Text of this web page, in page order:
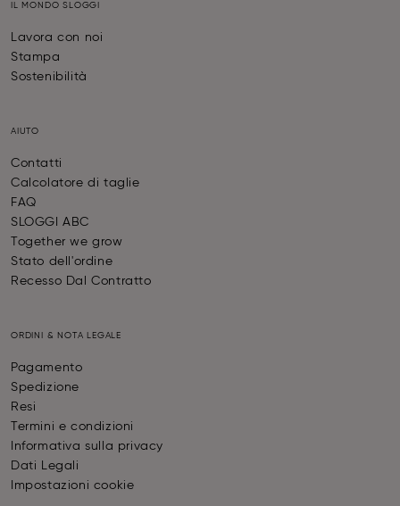
IL MONDO SLOGGI
Lavora con noi
Stampa
Sostenibilità
AIUTO
Contatti
Calcolatore di taglie
FAQ
SLOGGI ABC
Together we grow
Stato dell'ordine
Recesso Dal Contratto
ORDINI & NOTA LEGALE
Pagamento
Spedizione
Resi
Termini e condizioni
Informativa sulla privacy
Dati Legali
Impostazioni cookie